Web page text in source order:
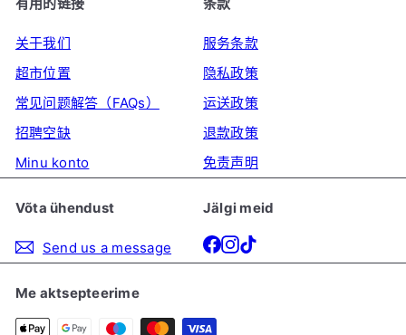
关于我们
超市位置
常见问题解答（FAQs）
招聘空缺
Minu konto
服务条款
隐私政策
运送政策
退款政策
免责声明
Võta ühendust
Send us a message
Jälgi meid
Facebook
Instagram
Me aktsepteerime